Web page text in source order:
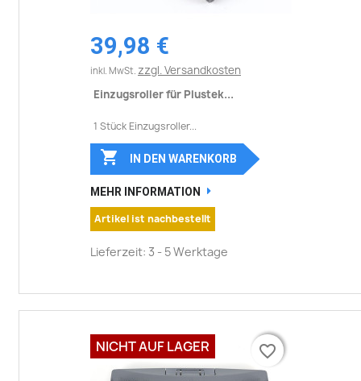
39,98 €
inkl. MwSt. zzgl. Versandkosten
Einzugsroller für Plustek...
1 Stück Einzugsroller...
 IN DEN WARENKORB
MEHR INFORMATION
Artikel ist nachbestellt
Lieferzeit: 3 - 5 Werktage
favorite_border
NICHT AUF LAGER favorite_border